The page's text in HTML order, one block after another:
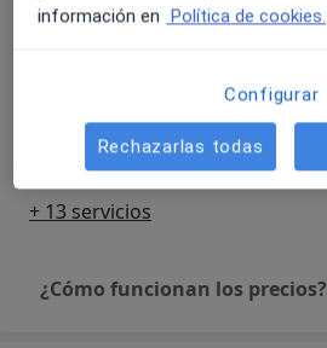
Tratamiento para adicciones
Tratamiento del alcoholismo
Desde 100 € Detalles
+ 13 servicios
¿Cómo funcionan los precios?
información en Política de cookies.
Configurar
Rechazarlas todas